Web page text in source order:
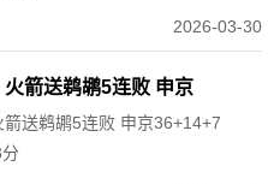
2026-03-30
箭送鹈鹕5连败 申京
锡安18分
送鹈鹕5连败 申京36+14+7